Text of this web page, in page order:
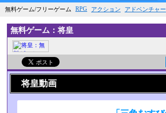
無料ゲーム/フリーゲーム RPG アクション アドベンチャー
無料ゲーム：将皇
将皇動画